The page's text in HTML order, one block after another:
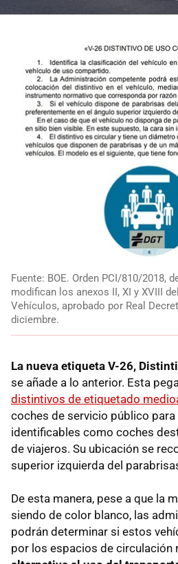
Fuente: BOE. Orden PCI/810/2018,
modifican los anexos II, XI y XVIII
Vehículos, aprobado por Real
diciembre.
La nueva etiqueta V-26,
se añade a lo anterior. Esta
distintivos de etiquetado
coches de servicio público
identificables como coches
de viajeros. Su ubicación se
superior izquierda del
De esta manera, pese a que la
siendo de color blanco, las
podrán determinar si estos
por los espacios de circulación